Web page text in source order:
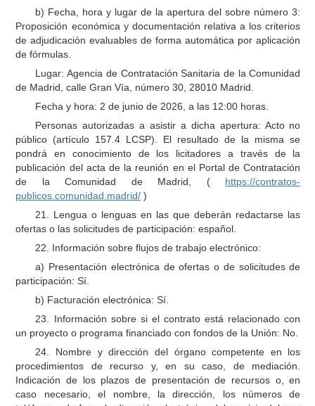
b) Fecha, hora y lugar de la apertura del sobre número 3:
Proposición económica y documentación relativa a los criterios
de adjudicación evaluables de forma automática por aplicación
de fórmulas.
Lugar: Agencia de Contratación Sanitaria de la Comunidad
de Madrid, calle Gran Vía, número 30, 28010 Madrid.
Fecha y hora: 2 de junio de 2026, a las 12:00 horas.
Personas autorizadas a asistir a dicha apertura: Acto no
público (artículo 157.4 LCSP). El resultado de la misma se
pondrá en conocimiento de los licitadores a través de la
publicación del acta de la reunión en el Portal de Contratación
de la Comunidad de Madrid, ( https://contratos-
publicos.comunidad.madrid/ )
21. Lengua o lenguas en las que deberán redactarse las
ofertas o las solicitudes de participación: español.
22. Información sobre flujos de trabajo electrónico:
a) Presentación electrónica de ofertas o de solicitudes de
participación: Sí.
b) Facturación electrónica: Sí.
23. Información sobre si el contrato está relacionado con
un proyecto o programa financiado con fondos de la Unión: No.
24. Nombre y dirección del órgano competente en los
procedimientos de recurso y, en su caso, de mediación.
Indicación de los plazos de presentación de recursos o, en
caso necesario, el nombre, la dirección, los números de